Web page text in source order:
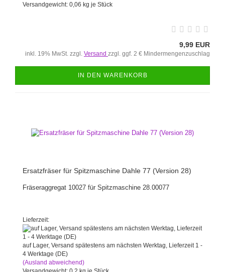
Versandgewicht: 0,06 kg je Stück
9,99 EUR
inkl. 19% MwSt. zzgl. Versand zzgl. ggf. 2 € Mindermengenzuschlag
IN DEN WARENKORB
Ersatzfräser für Spitzmaschine Dahle 77 (Version 28)
Fräseraggregat 10027 für Spitzmaschine 28.00077
Lieferzeit:
auf Lager, Versand spätestens am nächsten Werktag, Lieferzeit 1 -
4 Werktage (DE)
(Ausland abweichend)